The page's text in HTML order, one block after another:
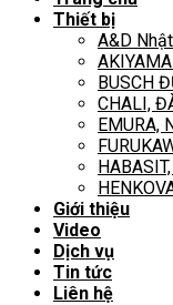
Thiết bị
A&D
BUSCH
CHALI,
EMURA,
Giới thiệu
Video
Dịch vụ
Tin tức
Liên hệ